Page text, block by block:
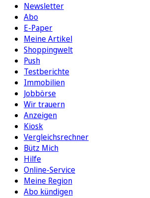
Newsletter
Abo
E-Paper
Meine Artikel
Shoppingwelt
Push
Testberichte
Immobilien
Jobbörse
Wir trauern
Anzeigen
Kiosk
Vergleichsrechner
Bütz Mich
Hilfe
Online-Service
Meine Region
Abo kündigen